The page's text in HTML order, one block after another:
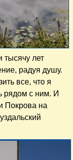
тысячу лет
радуя душу.
все, что я
рядом с ним. И
Покрова на